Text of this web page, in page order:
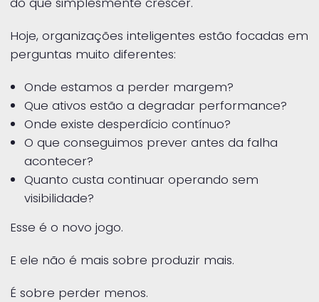
Hoje, organizações inteligentes estão focadas em
perguntas muito diferentes:
Onde estamos a perder margem?
Que ativos estão a degradar performance?
Onde existe desperdício contínuo?
O que conseguimos prever antes da falha
acontecer?
Quanto custa continuar operando sem
visibilidade?
Esse é o novo jogo.
E ele não é mais sobre produzir mais.
É sobre perder menos.